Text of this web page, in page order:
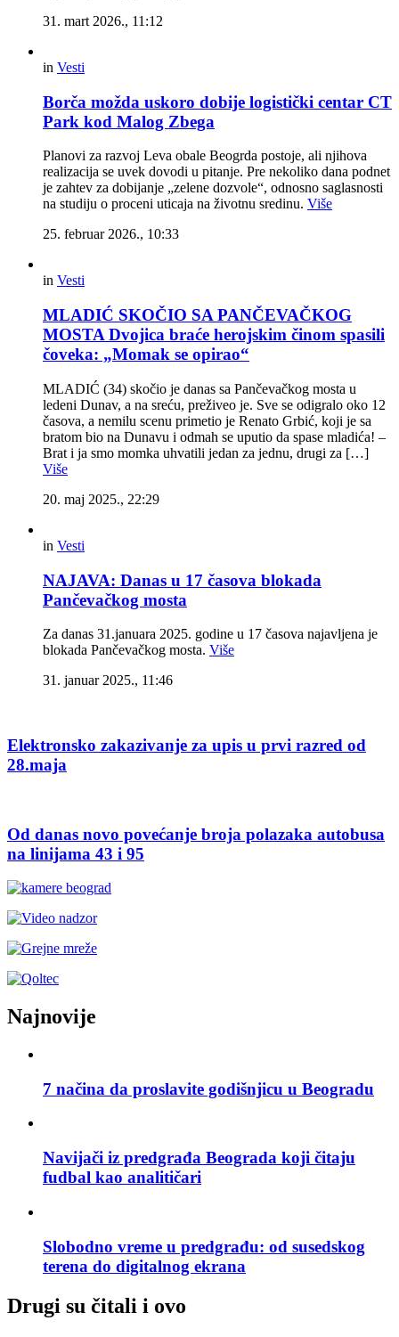
31. mart 2026., 11:12
in Vesti
Borča možda uskoro dobije logistički centar CT
Park kod Malog Zbega
Planovi za razvoj Leva obale Beogrda postoje, ali njihova
realizacija se uvek dovodi u pitanje. Pre nekoliko dana podnet
je zahtev za dobijanje „zelene dozvole“, odnosno saglasnosti
na studiju o proceni uticaja na životnu sredinu. Više
25. februar 2026., 10:33
in Vesti
MLADIĆ SKOČIO SA PANČEVAČKOG
MOSTA Dvojica braće herojskim činom spasili
čoveka: „Momak se opirao“
MLADIĆ (34) skočio je danas sa Pančevačkog mosta u
ledeni Dunav, a na sreću, preživeo je. Sve se odigralo oko 12
časova, a nemilu scenu primetio je Renato Grbić, koji je sa
bratom bio na Dunavu i odmah se uputio da spase mladića! –
Brat i ja smo momka uhvatili jedan za jednu, drugi za […]
Više
20. maj 2025., 22:29
in Vesti
NAJAVA: Danas u 17 časova blokada
Pančevačkog mosta
Za danas 31.januara 2025. godine u 17 časova najavljena je
blokada Pančevačkog mosta. Više
31. januar 2025., 11:46
Elektronsko zakazivanje za upis u prvi razred od
28.maja
Od danas novo povećanje broja polazaka autobusa
na linijama 43 i 95
Najnovije
7 načina da proslavite godišnjicu u Beogradu
Navijači iz predgrađa Beograda koji čitaju
fudbal kao analitičari
Slobodno vreme u predgrađu: od susedskog
terena do digitalnog ekrana
Drugi su čitali i ovo